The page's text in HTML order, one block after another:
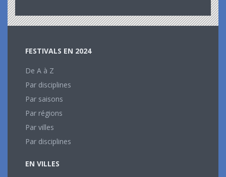
FESTIVALS EN 2024
De A à Z
Par disciplines
Par saisons
Par régions
Par villes
Par disciplines
EN VILLES